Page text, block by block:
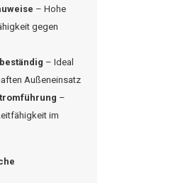
– Hohe
gegen
– Ideal
Außeneinsatz
–
im